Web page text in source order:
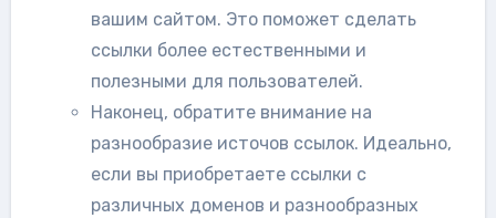
вашим сайтом. Это поможет сделать
ссылки более естественными и
полезными для пользователей.
Наконец, обратите внимание на
разнообразие источов ссылок. Идеально,
если вы приобретаете ссылки с
различных доменов и разнообразных